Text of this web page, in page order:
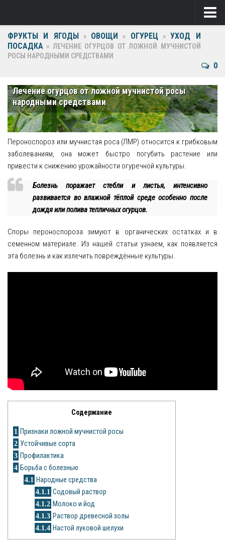
Ягоды
Виноград
Крыжовник
Малина
Фрукты
Груша
Ежевика
Яблоня
Орхидея
Замиокулькас
Петуния
Рецепты
О сайте
ФРУКТЫ И ЯГОДЫ » ОВОЩИ » ОГУРЕЦ» УХОД И
ПОСАДКА » ЛЕЧЕНИЕ ОГУРЦОВ ОТ ЛОЖНОЙ МУЧНИСТОЙ
РОСЫ НАРОДНЫМИ СРЕДСТВАМИ
0
Лечение огурцов от ложной мучнистой росы
народными средствами
Пероноспороз или мучнистая роса (ЛМР) относится к грибковым
заболеваниям, она может быстро погубить растение или
привести к снижению урожайности огуречной культуры.
Болезнь поражает стебли и листья, интенсивно
развивается во влажной тёплой среде особенно после
дождя или полива тепличных огурцов.
Споры пероноспороза зимуют в органических остатках и в
семенном материале. Из нашей статьи узнаем, как появляется
эта болезнь и как излечить повреждённые культуры.
Содержание
1 Признаки ложной мучнистой росы
2 Устойчивые сорта
3 Профилактика
4 Борьба с болезнью
4.1 Народные средства
4.1.1 Содовый раствор
4.1.2 Молоко и йод
4.1.3 Раствор древесной золы
4.1.4 Настой луковой шелухи